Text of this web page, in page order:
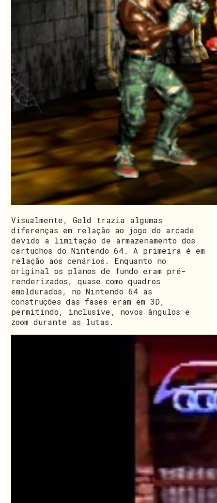
Visualmente, Gold trazia algumas
diferenças em relação ao jogo do arcade
devido a limitação de armazenamento dos
cartuchos do Nintendo 64. A primeira é em
relação aos cenários. Enquanto no
original os planos de fundo eram pré-
renderizados, quase como quadros
emoldurados, no Nintendo 64 as
construções das fases eram em 3D,
permitindo, inclusive, novos ângulos e
zoom durante as lutas.